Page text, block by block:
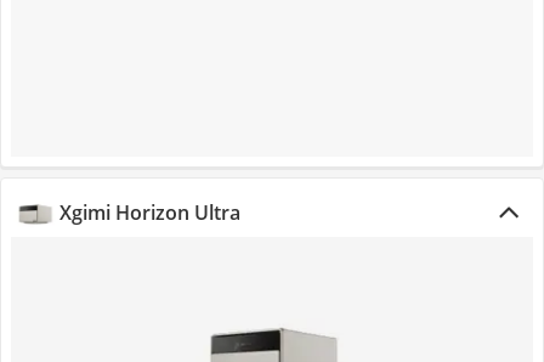
Xgimi Horizon Ultra